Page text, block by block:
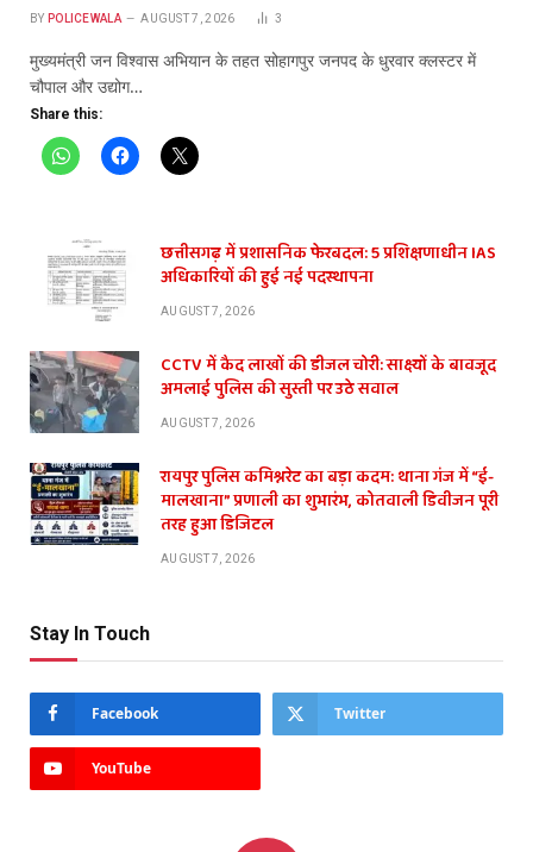
BY POLICEWALA AUGUST 7, 2026 3
​मुख्यमंत्री जन विश्वास अभियान के तहत सोहागपुर जनपद के धुरवार क्लस्टर में
चौपाल और उद्योग…
Share this:
छत्तीसगढ़ में प्रशासनिक फेरबदल: 5 प्रशिक्षणाधीन IAS
अधिकारियों की हुई नई पदस्थापना
AUGUST 7, 2026
CCTV में कैद लाखों की डीजल चोरी: साक्ष्यों के बावजूद
अमलाई पुलिस की सुस्ती पर उठे सवाल
AUGUST 7, 2026
रायपुर पुलिस कमिश्नरेट का बड़ा कदम: थाना गंज में “ई-
मालखाना” प्रणाली का शुभारंभ, कोतवाली डिवीजन पूरी
तरह हुआ डिजिटल
AUGUST 7, 2026
Stay In Touch
Facebook Twitter
YouTube